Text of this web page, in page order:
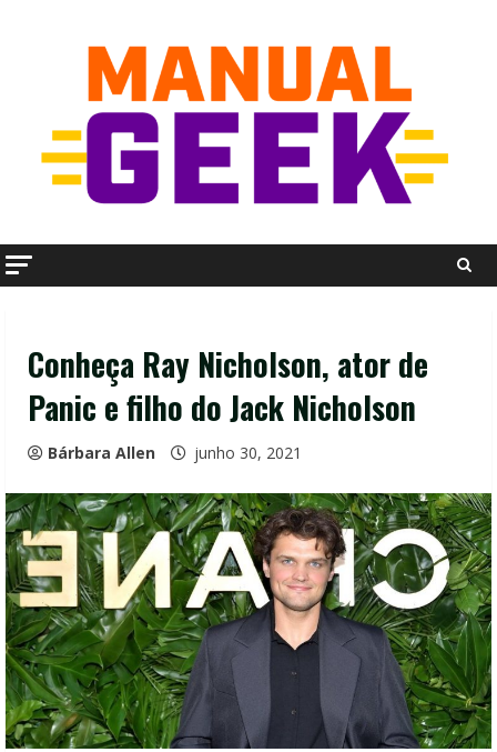
Conheça Ray Nicholson, ator de
Panic e filho do Jack Nicholson
Bárbara Allen junho 30, 2021